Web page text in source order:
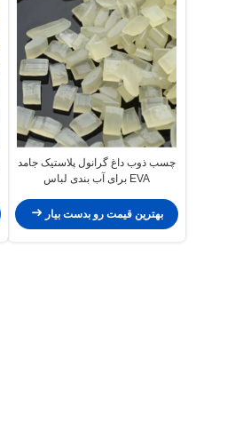
چسب ذوب داغ گرانول پلاستیک جامد
EVA برای آب بندی لباس
بهترین قیمت رو بدست بیار